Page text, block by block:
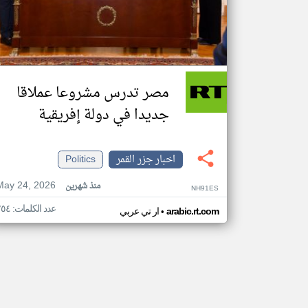
مصر تدرس مشروعا عملاقا
جديدا في دولة إفريقية
اخبار جزر القمر
Politics
24, 2026
منذ شهرين NH91ES
ار تي عربي• arabic.rt.com عدد الكلمات: ٢٥٤